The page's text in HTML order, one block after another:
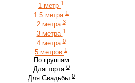
1 метр 1
1.5 метра 1
2 метра 3
3 метра 1
4 метра 0
5 метров 1
По группам
Для торта 0
Для Свадьбы 0